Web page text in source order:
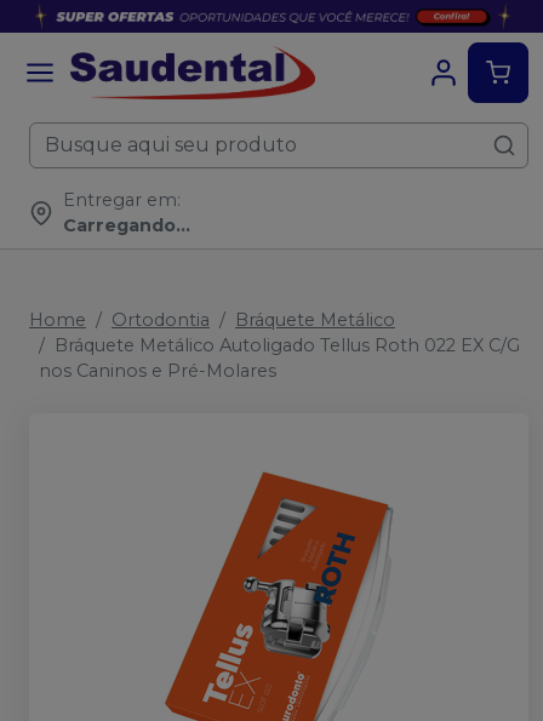
Entregar em:
Carregando...
Home Ortodontia
Bráquete Metálico
Bráquete Metálico Autoligado Tellus Roth 022 EX C/G
nos Caninos e Pré-Molares